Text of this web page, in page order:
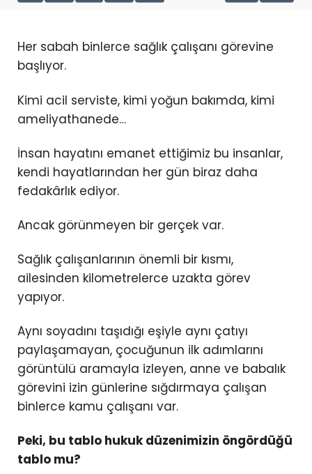
Her sabah binlerce sağlık çalışanı görevine
başlıyor.
Kimi acil serviste, kimi yoğun bakımda, kimi
ameliyathanede…
İnsan hayatını emanet ettiğimiz bu insanlar,
kendi hayatlarından her gün biraz daha
fedakârlık ediyor.
Ancak görünmeyen bir gerçek var.
Sağlık çalışanlarının önemli bir kısmı,
ailesinden kilometrelerce uzakta görev
yapıyor.
Aynı soyadını taşıdığı eşiyle aynı çatıyı
paylaşamayan, çocuğunun ilk adımlarını
görüntülü aramayla izleyen, anne ve babalık
görevini izin günlerine sığdırmaya çalışan
binlerce kamu çalışanı var.
Peki, bu tablo hukuk düzenimizin öngördüğü
tablo mu?